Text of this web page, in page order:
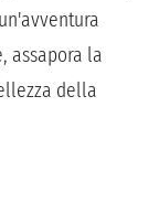
assapora la
della